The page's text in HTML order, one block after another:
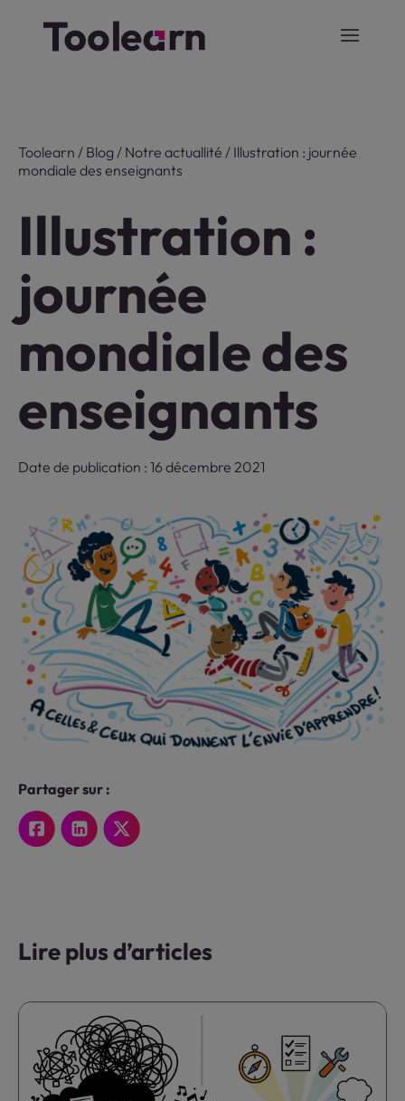
Toolearn / Blog / Notre actuallité / Illustration : journée
mondiale des enseignants
Illustration :
journée
mondiale des
enseignants
Date de publication : 16 décembre 2021
Partager sur :
Lire plus d’articles